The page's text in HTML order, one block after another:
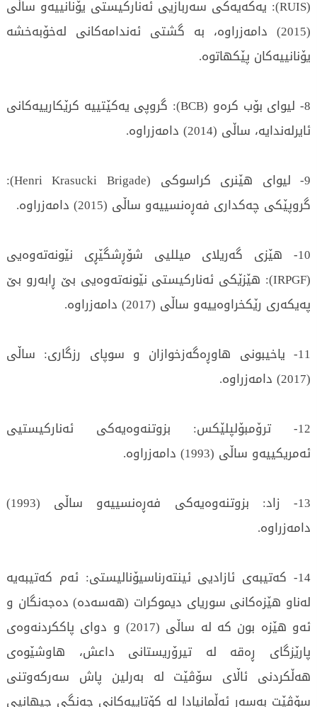
(RUIS): یەکەیەکی سەربازیی ئەنارکیستی یۆنانییەو ساڵی
(2015) دامەزراوە، بە گشتی ئەندامەکانی لەخۆبەخشە
یۆنانییەکان پێکهاتوە.
8- لیوای بۆب کرەو (BCB): گروپی یەکێتییە کرێکارییەکانی
ئایرلەندایە، ساڵی (2014) دامەزراوە.
9- لیوای هێنری کراسوکی (Henri Krasucki Brigade):
گروپێکی چەکداری فەڕەنسییەو ساڵی (2015) دامەزراوە.
10- هێزی گەریلای میللیی شۆڕشگێڕی نێونەتەوەیی
(IRPGF): هێزێکی ئەنارکیستی نێونەتەوەیی بێ ڕابەرو بێ
پەیکەری رێکخراوەییەو ساڵی (2017) دامەزراوە.
11- یاخیبونی هاوڕەگەزخوازان و سوپای رزگاری: ساڵی
(2017) دامەزراوە.
12- ترۆمبۆلپلێکس: بزوتنەوەیەکی ئەنارکیستیی
ئەمریکییەو ساڵی (1993) دامەزراوە.
13- زاد: بزوتنەوەیەکی فەڕەنسییەو ساڵی (1993)
دامەزراوە.
14- کەتیبەی ئازادیی ئینتەرناسیۆنالیستی: ئەم کەتیبەیە
لەناو هێزەکانی سوریای دیموکرات (هەسەدە) دەجەنگان و
ئەو هێزە بون کە لە ساڵی (2017) و دوای پاککردنەوەی
پارێزگای ڕەقە لە تیرۆریستانی داعش، هاوشێوەی
هەڵکردنی ئاڵای سۆڤێت لە بەرلین پاش سەرکەوتنی
سۆڤێت بەسەر ئەڵمانیادا لە کۆتاییەکانی جەنگی جیهانیی